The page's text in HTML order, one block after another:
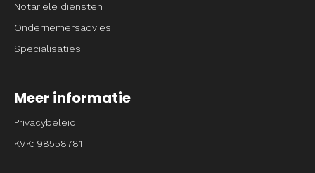
Notariële diensten
Ondernemersadvies
Specialisaties
Meer informatie
Privacybeleid
KVK: 98558781